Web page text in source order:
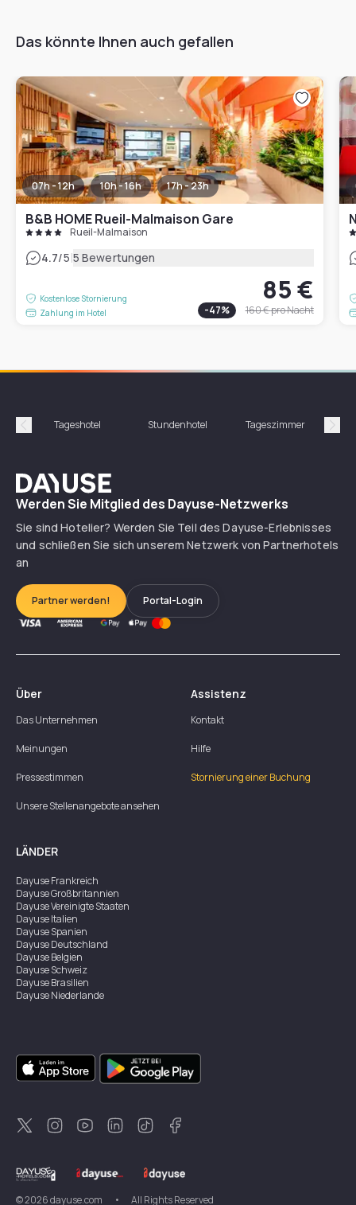
Das könnte Ihnen auch gefallen
07h - 12h 10h - 16h 17h - 23h
B&B HOME Rueil-Malmaison Gare
Rueil-Malmaison
4.7/5|5 Bewertungen
Kostenlose Stornierung
Zahlung im Hotel
85 €
-47% 160 €pro Nacht
Précédent
Tageshotel Stundenhotel Tageszimmer
Dayuse
Werden Sie Mitglied des Dayuse-Netzwerks
Sie sind Hotelier? Werden Sie Teil des Dayuse-Erlebnisses
und schließen Sie sich unserem Netzwerk von Partnerhotels
an
Partner werden! Portal-Login
Über
Das Unternehmen
Meinungen
Pressestimmen
Unsere Stellenangebote ansehen
Assistenz
Kontakt
Hilfe
Stornierung einer Buchung
LÄNDER
DayuseFrankreich
DayuseGroßbritannien
DayuseVereinigte Staaten
DayuseItalien
DayuseSpanien
DayuseDeutschland
DayuseBelgien
DayuseSchweiz
DayuseBrasilien
DayuseNiederlande
DayuseSingapur
DayuseZweden
DayuseThailand
DayuseNeuseeland
DayuseTürkei
©2026dayuse.com • All Rights Reserved